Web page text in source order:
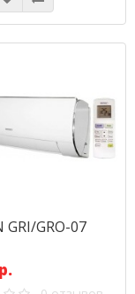
GRI/GRO-07